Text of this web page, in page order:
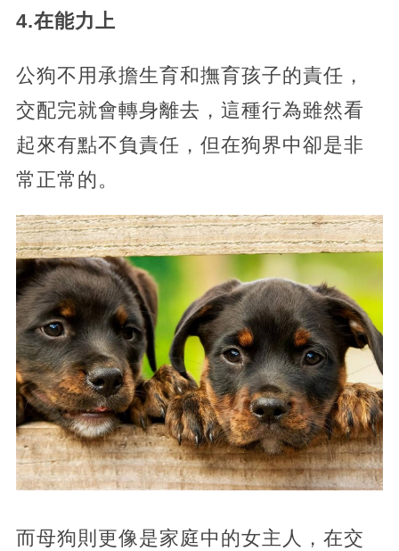
4.在能力上
公狗不用承擔生育和撫育孩子的責任，
交配完就會轉身離去，這種行為雖然看
起來有點不負責任，但在狗界中卻是非
常正常的。
而母狗則更像是家庭中的女主人，在交